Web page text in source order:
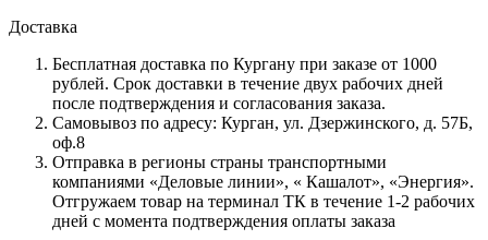
Доставка
Бесплатная доставка по Кургану при заказе от 1000
рублей. Срок доставки в течение двух рабочих дней
после подтверждения и согласования заказа.
Самовывоз по адресу: Курган, ул. Дзержинского, д. 57Б,
оф.8
Отправка в регионы страны транспортными
компаниями «Деловые линии», « Кашалот», «Энергия».
Отгружаем товар на терминал ТК в течение 1-2 рабочих
дней с момента подтверждения оплаты заказа